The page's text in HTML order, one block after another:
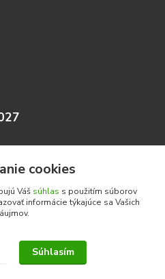
AkvaShop s.r.o. • IBAN:
cookies
Váš súhlas s použitím súborov
informácie týkajúce sa Vašich
Súhlasím